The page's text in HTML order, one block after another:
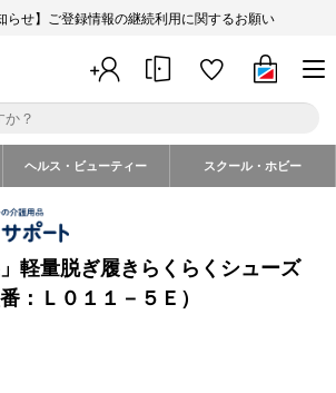
らせ】ご登録情報の継続利用に関するお願い
ヘルス・ビューティー スクール・ホビー
軽量脱ぎ履きらくらくシューズ
：Ｌ０１１－５Ｅ）